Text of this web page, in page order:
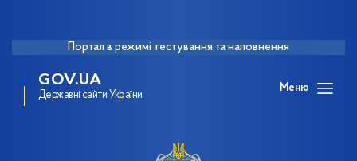
Портал в режимі тестування та наповнення
GOV.UA
Державні сайти України
Меню